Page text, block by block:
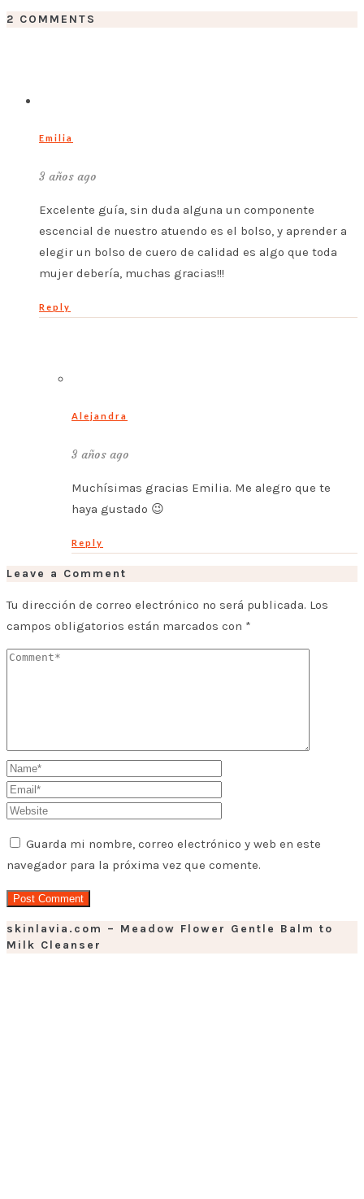
2 COMMENTS
Emilia
3 años ago
Excelente guía, sin duda alguna un componente
escencial de nuestro atuendo es el bolso, y aprender a
elegir un bolso de cuero de calidad es algo que toda
mujer debería, muchas gracias!!!
Reply
Alejandra
3 años ago
Muchísimas gracias Emilia. Me alegro que te
haya gustado 😉
Reply
Leave a Comment
Tu dirección de correo electrónico no será publicada. Los
campos obligatorios están marcados con *
Guarda mi nombre, correo electrónico y web en este
navegador para la próxima vez que comente.
skinlavia.com – Meadow Flower Gentle Balm to
Milk Cleanser